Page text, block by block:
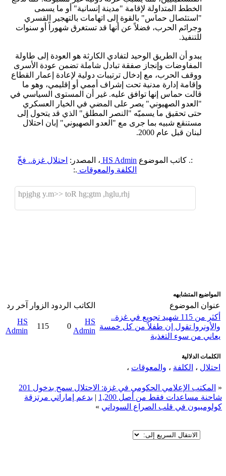
الخطط المتداولة لإقامة "مدينة إنسانية" أو ما يسمى
"استئصال حماس" بالقوة إلى اتهامات بالتهجير القسري
وجرائم الحرب، فضلاً عن أنها قد تستغرق شهوراً أو سنوات
للتنفيذ.
يبدو أن الطريق الوحيد لتفادي الكارثة هو العودة إلى طاولة
المفاوضات وإنجاز صفقة تبادل شاملة تضمن عودة الأسرى
ووقف الحرب، مع إدخال ترتيبات دولية لإعادة إعمار القطاع
وإقامة إدارة مدنية تحت إشراف أممي أو إقليمي، وهو ما
قالت حماس إنها توافق عليه. غير أن المستوى السياسي في
"العدو الصهيوني" يصر على المضي في الخيار العسكري
حتى تحقيق ما يسميّه "النصر المطلق" الذي قد يتحول إلى
مستنقع شبيه بما جرى مع "العدو الصهيوني" إبان احتلال
لبنان قبل عام 2000.
:. كاتب الموضوع HS Admin ، المصدر: احتلال غزة.. فخّ
الكلفة والمعوقات .:
hpjghg y.m>> toR hg;gtm ,hglu,rhj
المواضيع المتشابهه
عنوان الموضوع الكاتب الردود الزوار
آخر رد
أكثر من 115 شهيد تجويع في غزة..
والأونروا تقول إن طفلاً من كل خمسة
يعاني من سوء التغذية
HS
Admin
0
115
HS
Admin
الكلمات الدلالية
احتلال ، الكلفة ، والمعوقات ،
«
المكتب الإعلامي الحكومي في غزة: الاحتلال سمح بدخول 201
شاحنة مساعدات فقط من أصل 1,200
| بدعم إماراتي مرتزقة
كولومبيون في قلب الصراع السوداني »